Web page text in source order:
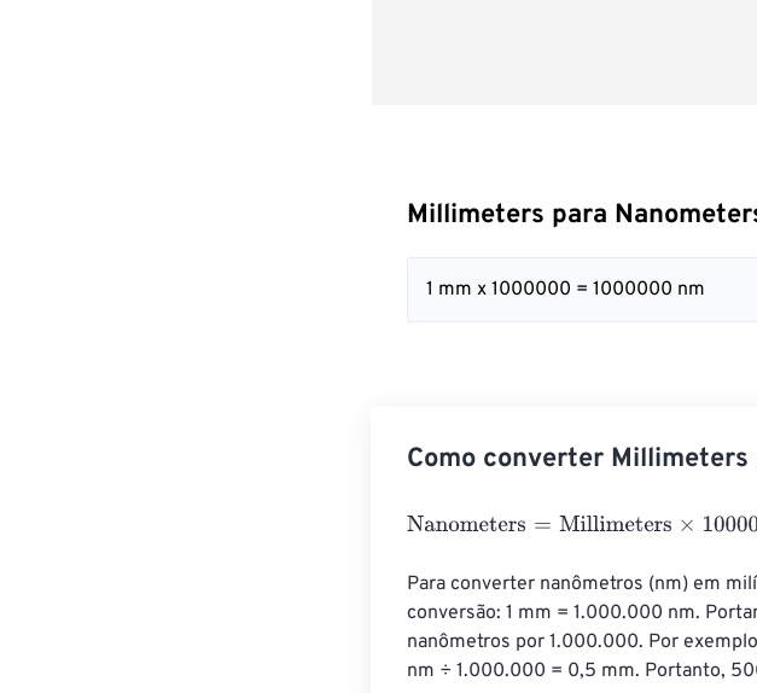
Millimeters para
1 mm x 1000000 = 1000000 nm
Como converter Millimeters
Nanometers= Millimeters×1000000
Para converter nanômetros (nm) em
conversão: 1 mm = 1.000.000 nm.
nanômetros por 1.000.000. Por
nm ÷ 1.000.000 = 0,5 mm. Portanto,